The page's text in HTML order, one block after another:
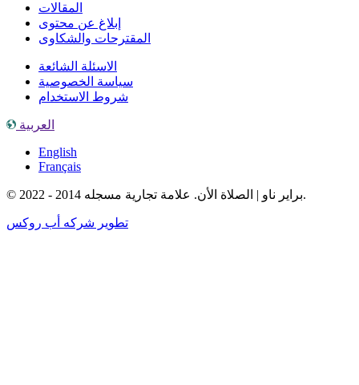
المقالات
إبلاغ عن محتوى
المقترحات والشكاوى
الاسئلة الشائعة
سياسة الخصوصية
شروط الاستخدام
العربية
English
Français
© براير ناو | الصلاة الأن. علامة تجارية مسجله 2014 - 2022.
تطوير شركه أب روكس